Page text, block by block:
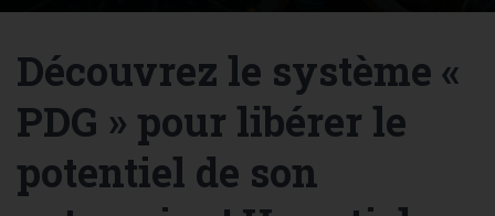
Découvrez le système «
PDG » pour libérer le
potentiel de son